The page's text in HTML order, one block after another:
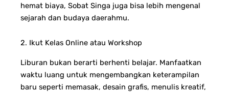
hemat biaya, Sobat Singa juga bisa lebih mengenal
sejarah dan budaya daerahmu.
2. Ikut Kelas Online atau Workshop
Liburan bukan berarti berhenti belajar. Manfaatkan
waktu luang untuk mengembangkan keterampilan
baru seperti memasak, desain grafis, menulis kreatif,